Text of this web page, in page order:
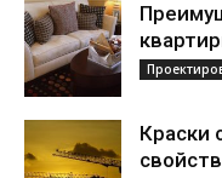
Краски